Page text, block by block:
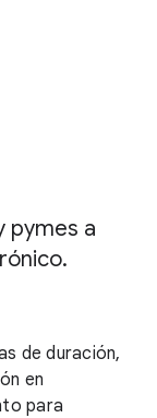
pymes a
de duración,
en
para